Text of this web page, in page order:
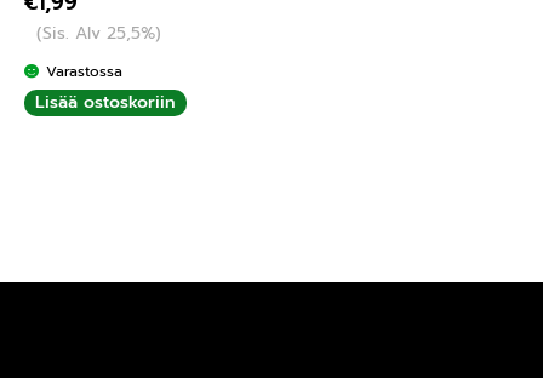
(Sis. Alv 25,5%)
Varastossa
Lisää ostoskoriin